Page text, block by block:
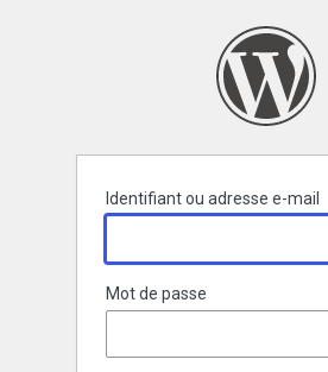
Identifiant ou adresse e-mail
Mot de passe